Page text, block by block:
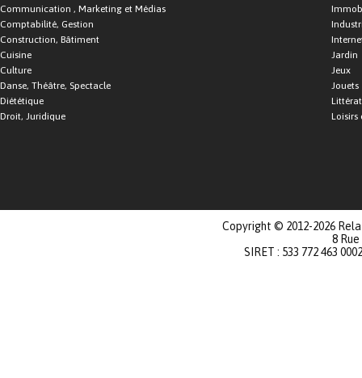
Communication , Marketing et Médias
Comptabilité, Gestion
Construction, Bâtiment
Cuisine
Culture
Danse, Théâtre, Spectacle
Diététique
Droit, Juridique
Jardin
Jeux
Jouets
Loisirs
Copyright © 2012-2026
8
SIRET : 533 772 463